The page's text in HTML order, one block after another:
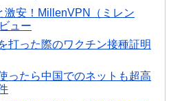
激安！MillenVPN（ミレン
ュー
打った際のワクチン接種証明
ったら中国でのネットも超高